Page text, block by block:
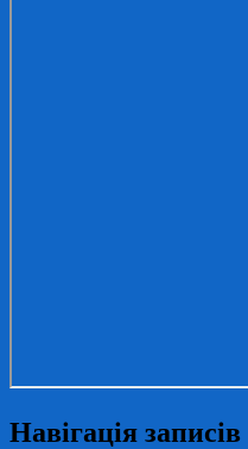
Навігація записів